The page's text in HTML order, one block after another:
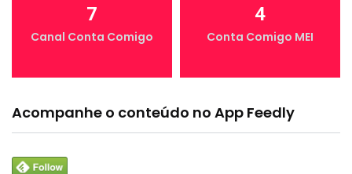
7
Canal Conta Comigo
4
Conta Comigo MEI
Acompanhe o conteúdo no App Feedly